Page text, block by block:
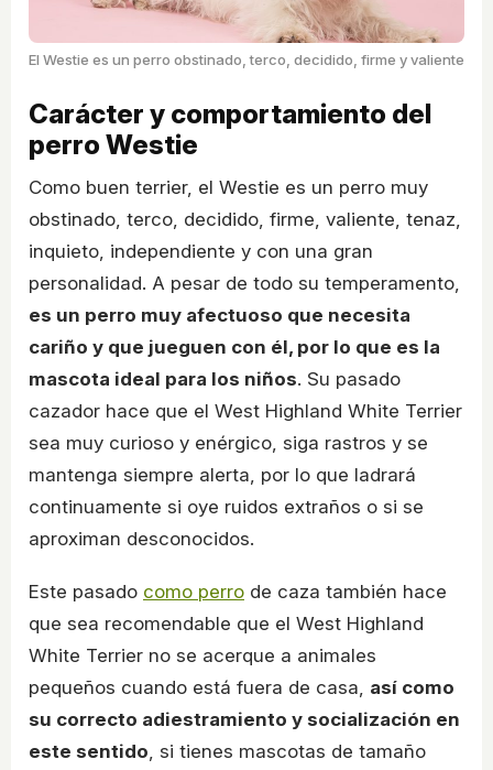
El Westie es un perro obstinado, terco, decidido, firme y valiente
Carácter y comportamiento del
perro Westie
Como buen terrier, el Westie es un perro muy
obstinado, terco, decidido, firme, valiente, tenaz,
inquieto, independiente y con una gran
personalidad. A pesar de todo su temperamento,
es un perro muy afectuoso que necesita
cariño y que jueguen con él, por lo que es la
mascota ideal para los niños. Su pasado
cazador hace que el West Highland White Terrier
sea muy curioso y enérgico, siga rastros y se
mantenga siempre alerta, por lo que ladrará
continuamente si oye ruidos extraños o si se
aproximan desconocidos.
Este pasado como perro de caza también hace
que sea recomendable que el West Highland
White Terrier no se acerque a animales
pequeños cuando está fuera de casa, así como
su correcto adiestramiento y socialización en
este sentido , si tienes mascotas de tamaño